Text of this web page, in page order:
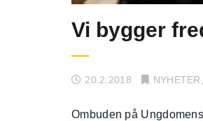
Vi bygger
20.2.2018 NYHETER
Ombuden på